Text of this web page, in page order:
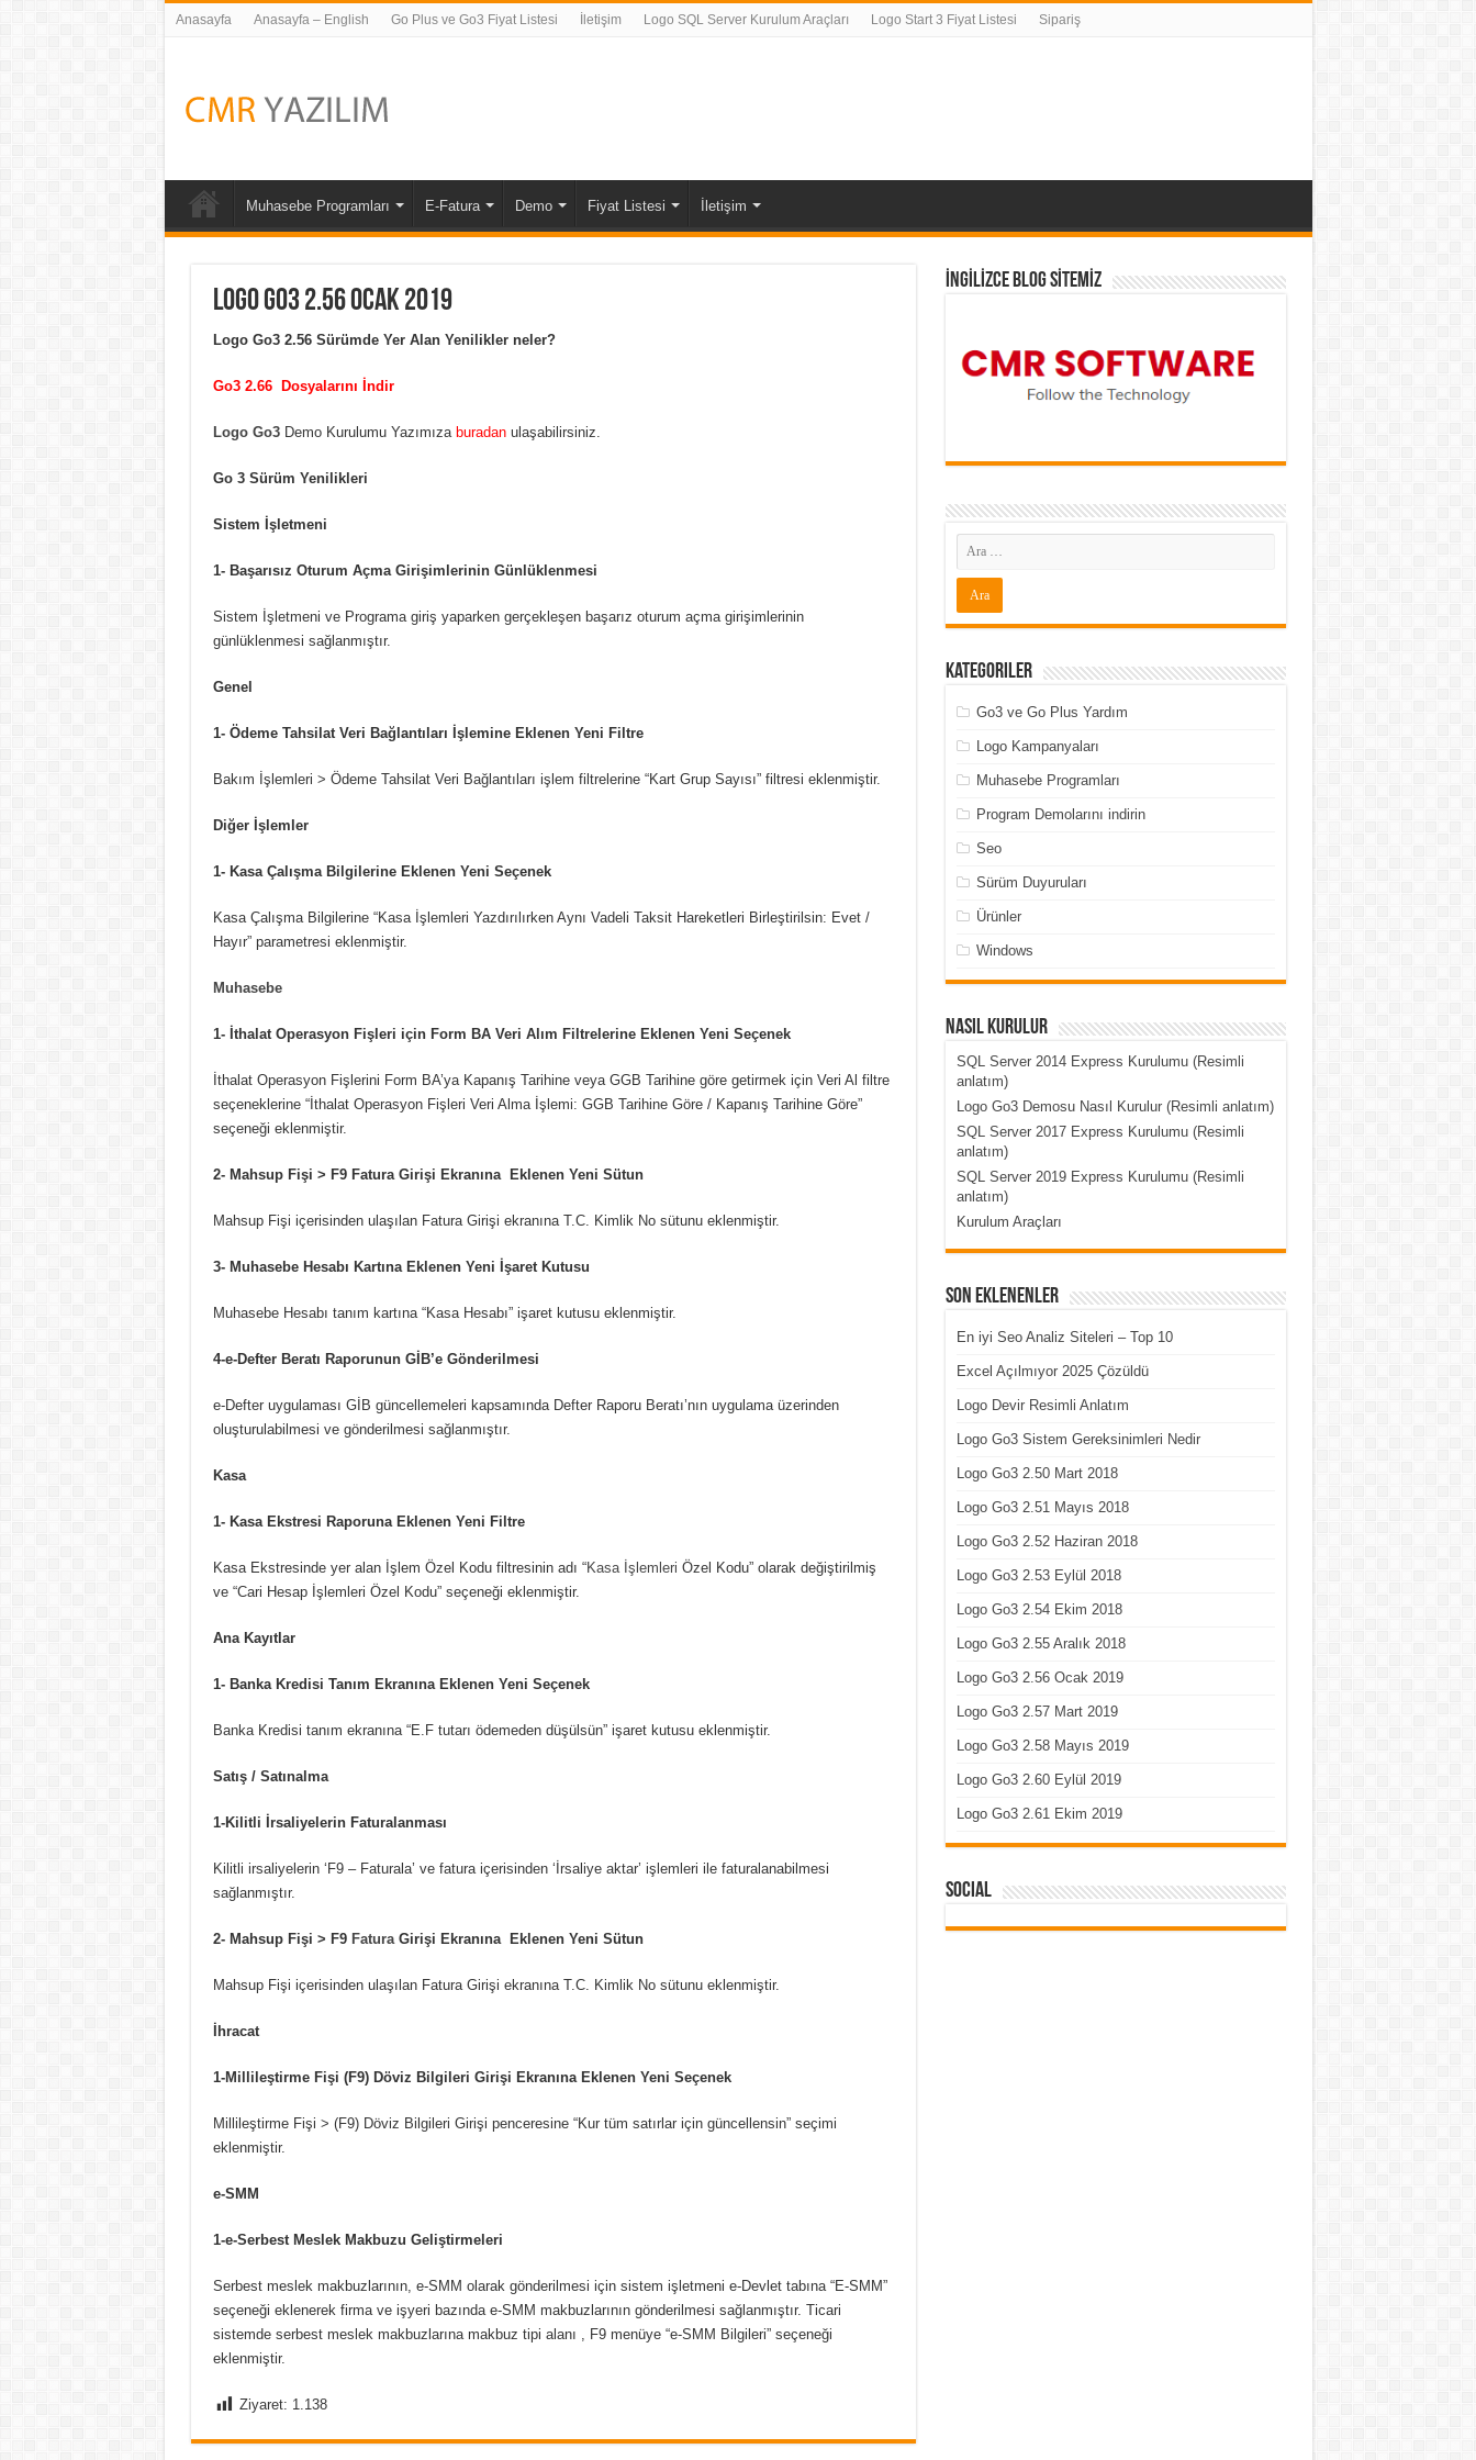
Anasayfa Anasayfa – English Go Plus ve Go3 Fiyat Listesi İletişim Logo SQL Server Kurulum Araçları Logo Start 3 Fiyat Listesi Sipariş
Muhasebe Programları E-Fatura Demo Fiyat Listesi İletişim
Logo Go3 2.56 Ocak 2019
Logo Go3 2.56 Sürümde Yer Alan Yenilikler neler?
Go3 2.66 Dosyalarını İndir
Logo Go3Demo Kurulumu Yazımıza buradanulaşabilirsiniz.
Go 3 Sürüm Yenilikleri
Sistem İşletmeni
1- Başarısız Oturum Açma Girişimlerinin Günlüklenmesi
Sistem İşletmeni ve Programa giriş yaparken gerçekleşen başarız oturum açma girişimlerinin
günlüklenmesi sağlanmıştır.
Genel
1- Ödeme Tahsilat Veri Bağlantıları İşlemine Eklenen Yeni Filtre
Bakım İşlemleri > Ödeme Tahsilat Veri Bağlantıları işlem filtrelerine “Kart Grup Sayısı” filtresi eklenmiştir.
Diğer İşlemler
1- Kasa Çalışma Bilgilerine Eklenen Yeni Seçenek
Kasa Çalışma Bilgilerine “Kasa İşlemleri Yazdırılırken Aynı Vadeli Taksit Hareketleri Birleştirilsin: Evet /
Hayır” parametresi eklenmiştir.
Muhasebe
1- İthalat Operasyon Fişleri için Form BA Veri Alım Filtrelerine Eklenen Yeni Seçenek
İthalat Operasyon Fişlerini Form BA’ya Kapanış Tarihine veya GGB Tarihine göre getirmek için Veri Al filtre
seçeneklerine “İthalat Operasyon Fişleri Veri Alma İşlemi: GGB Tarihine Göre / Kapanış Tarihine Göre”
seçeneği eklenmiştir.
2- Mahsup Fişi > F9 Fatura Girişi Ekranına Eklenen Yeni Sütun
Mahsup Fişi içerisinden ulaşılan Fatura Girişi ekranına T.C. Kimlik No sütunu eklenmiştir.
3- Muhasebe Hesabı Kartına Eklenen Yeni İşaret Kutusu
Muhasebe Hesabı tanım kartına “Kasa Hesabı” işaret kutusu eklenmiştir.
4-e-Defter Beratı Raporunun GİB’e Gönderilmesi
e-Defter uygulaması GİB güncellemeleri kapsamında Defter Raporu Beratı’nın uygulama üzerinden
oluşturulabilmesi ve gönderilmesi sağlanmıştır.
Kasa
1- Kasa Ekstresi Raporuna Eklenen Yeni Filtre
Kasa Ekstresinde yer alan İşlem Özel Kodu filtresinin adı “Kasa İşlemleri Özel Kodu” olarak değiştirilmiş
ve “Cari Hesap İşlemleri Özel Kodu” seçeneği eklenmiştir.
Ana Kayıtlar
1- Banka Kredisi Tanım Ekranına Eklenen Yeni Seçenek
Banka Kredisi tanım ekranına “E.F tutarı ödemeden düşülsün” işaret kutusu eklenmiştir.
Satış / Satınalma
1-Kilitli İrsaliyelerin Faturalanması
Kilitli irsaliyelerin ‘F9 – Faturala’ ve fatura içerisinden ‘İrsaliye aktar’ işlemleri ile faturalanabilmesi
sağlanmıştır.
2- Mahsup Fişi > F9 FaturaGirişi Ekranına Eklenen Yeni Sütun
Mahsup Fişi içerisinden ulaşılan Fatura Girişi ekranına T.C. Kimlik No sütunu eklenmiştir.
İhracat
1-Millileştirme Fişi (F9) Döviz Bilgileri Girişi Ekranına Eklenen Yeni Seçenek
Millileştirme Fişi > (F9) Döviz Bilgileri Girişi penceresine “Kur tüm satırlar için güncellensin” seçimi
eklenmiştir.
e-SMM
1-e-Serbest Meslek Makbuzu Geliştirmeleri
Serbest meslek makbuzlarının, e-SMM olarak gönderilmesi için sistem işletmeni e-Devlet tabına “E-SMM”
seçeneği eklenerek firma ve işyeri bazında e-SMM makbuzlarının gönderilmesi sağlanmıştır. Ticari
sistemde serbest meslek makbuzlarına makbuz tipi alanı , F9 menüye “e-SMM Bilgileri” seçeneği
eklenmiştir.
Ziyaret: 1.138
İNGİLİZCE BLOG SİTEMİZ
Kategoriler
Go3 ve Go Plus Yardım
Logo Kampanyaları
Muhasebe Programları
Program Demolarını indirin
Seo
Sürüm Duyuruları
Ürünler
Windows
Nasıl Kurulur
SQL Server 2014 Express Kurulumu (Resimli
anlatım)
Logo Go3 Demosu Nasıl Kurulur (Resimli anlatım)
SQL Server 2017 Express Kurulumu (Resimli
anlatım)
SQL Server 2019 Express Kurulumu (Resimli
anlatım)
Kurulum Araçları
Son Eklenenler
En iyi Seo Analiz Siteleri – Top 10
Excel Açılmıyor 2025 Çözüldü
Logo Devir Resimli Anlatım
Logo Go3 Sistem Gereksinimleri Nedir
Logo Go3 2.50 Mart 2018
Logo Go3 2.51 Mayıs 2018
Logo Go3 2.52 Haziran 2018
Logo Go3 2.53 Eylül 2018
Logo Go3 2.54 Ekim 2018
Logo Go3 2.55 Aralık 2018
Logo Go3 2.56 Ocak 2019
Logo Go3 2.57 Mart 2019
Logo Go3 2.58 Mayıs 2019
Logo Go3 2.60 Eylül 2019
Logo Go3 2.61 Ekim 2019
Social